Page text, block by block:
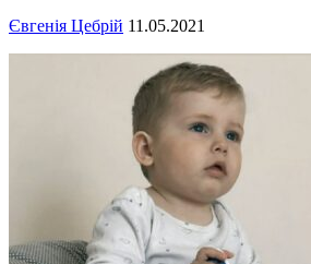
Євгенія Цебрій 11.05.2021